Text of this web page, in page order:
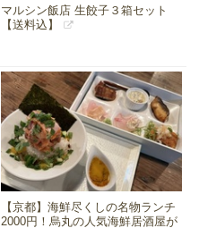
マルシン飯店 生餃子３箱セット
【送料込】
【京都】海鮮尽くしの名物ランチ
2000円！烏丸の人気海鮮居酒屋が